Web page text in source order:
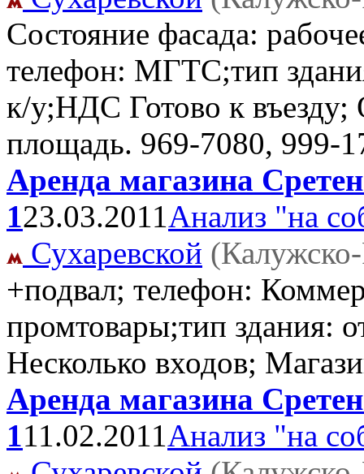
Состояние фасада:
телефон: МГТС;тип
к/у;НДС Готово к въезду;
площадь. 969-7080, 999-
Аренда магазина
123.03.2011Анализ "на
Сухаревской
+подвал; телефон:
промтовары;тип здания:
Несколько входов;
Аренда магазина
111.02.2011Анализ "на